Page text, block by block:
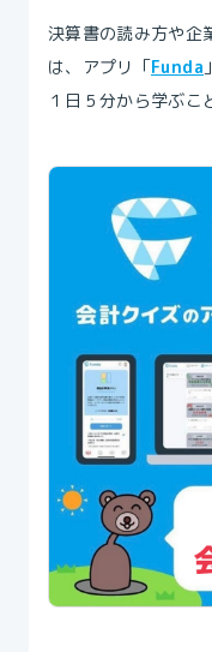
決算書の読み方や企
は、アプリ「Funda
１日５分から学ぶこ